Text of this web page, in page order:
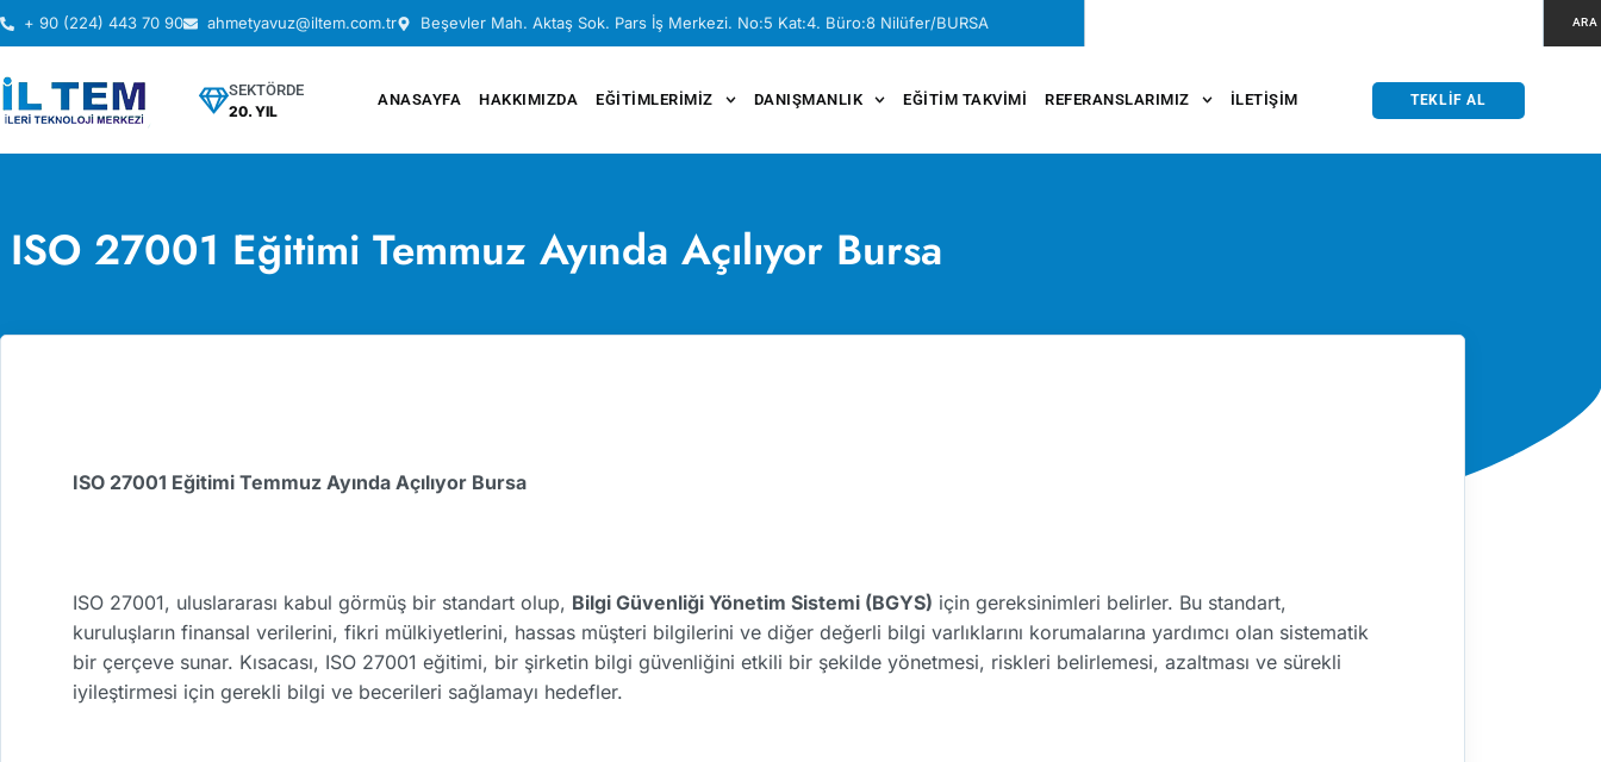
+ 90 (224) 443 70 90 ahmetyavuz@iltem.com.tr Beşevler Mah. Aktaş Sok. Pars İş Merkezi. No:5 Kat:4. Büro:8 Nilüfer/BURSA ARA
SEKTÖRDE
20. YIL
ANASAYFA HAKKIMIZDA EĞITIMLERIMIZ DANIŞMANLIK EĞITIM TAKVIMI REFERANSLARIMIZ İLETIŞIM TEKLIF AL
ISO 27001 Eğitimi Temmuz Ayında Açılıyor Bursa
ISO 27001 Eğitimi Temmuz Ayında Açılıyor Bursa
ISO 27001, uluslararası kabul görmüş bir standart olup, Bilgi Güvenliği Yönetim Sistemi (BGYS) için gereksinimleri belirler. Bu standart,
kuruluşların finansal verilerini, fikri mülkiyetlerini, hassas müşteri bilgilerini ve diğer değerli bilgi varlıklarını korumalarına yardımcı olan sistematik
bir çerçeve sunar. Kısacası, ISO 27001 eğitimi, bir şirketin bilgi güvenliğini etkili bir şekilde yönetmesi, riskleri belirlemesi, azaltması ve sürekli
iyileştirmesi için gerekli bilgi ve becerileri sağlamayı hedefler.